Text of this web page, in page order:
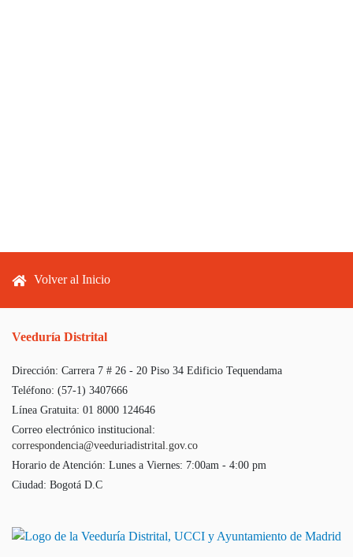
Footer menu
Volver al Inicio
Veeduría Distrital
Dirección: Carrera 7 # 26 - 20 Piso 34 Edificio Tequendama
Teléfono: (57-1) 3407666
Línea Gratuita: 01 8000 124646
Correo electrónico institucional:
correspondencia@veeduriadistrital.gov.co
Horario de Atención: Lunes a Viernes: 7:00am - 4:00 pm
Ciudad: Bogotá D.C